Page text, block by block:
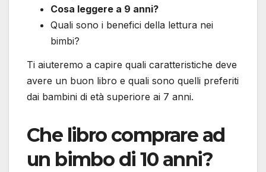
Cosa leggere a 9 anni?
Quali sono i benefici della lettura nei
bimbi?
Ti aiuteremo a capire quali caratteristiche deve
avere un buon libro e quali sono quelli preferiti
dai bambini di età superiore ai 7 anni.
Che libro comprare ad
un bimbo di 10 anni?